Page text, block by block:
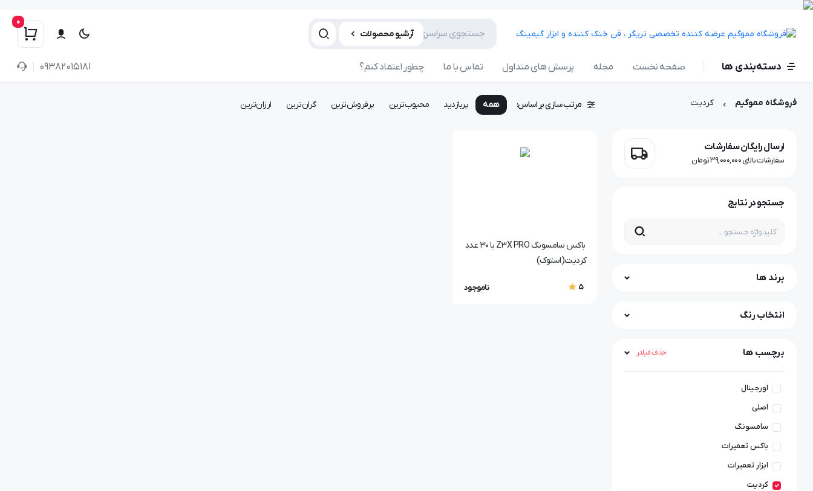
آرشیو محصولات
0
دسته‌بندی ها صفحه نخست مجله پرسش های متداول تماس با ما چطور اعتماد کنم؟ ۰۹۳۸۲۰۱۵۱۸۱
فروشگاه مموگیم کردیت
ارسال رایگان سفارشات
سفارشات بالای 39,000,000 تومان
جستجو در نتایج
برند ها
انتخاب رنگ
برچسب ها حذف فیلتر
اورجینال
اصلی
سامسونگ
باکس تعمیرات
ابزار تعمیرات
کردیت
مرتب سازی بر اساس: همه پربازدید محبوب‌ترین پرفروش‌ترین گران‌ترین ارزان‌ترین
باکس سامسونگ Z3X PRO با 30 عدد
کردیت(استوک)
5 ناموجود